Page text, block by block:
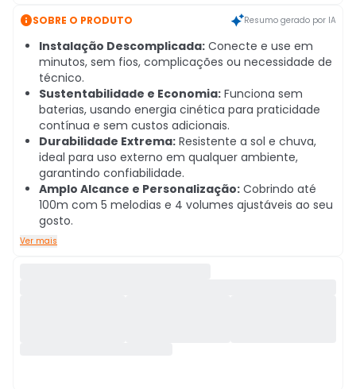
SOBRE O PRODUTO Resumo gerado por IA
Instalação Descomplicada: Conecte e use em
minutos, sem fios, complicações ou necessidade de
técnico.
Sustentabilidade e Economia: Funciona sem
baterias, usando energia cinética para praticidade
contínua e sem custos adicionais.
Durabilidade Extrema: Resistente a sol e chuva,
ideal para uso externo em qualquer ambiente,
garantindo confiabilidade.
Amplo Alcance e Personalização: Cobrindo até
100m com 5 melodias e 4 volumes ajustáveis ao seu
gosto.
Ver mais